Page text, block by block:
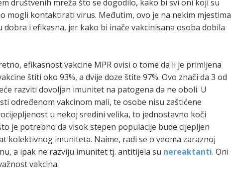
društvenih mreža što se dogodilo, kako bi svi oni koji su
mogli kontaktirati virus. Međutim, ovo je na nekim mjestima
i efikasna, jer kako bi inače vakcinisana osoba dobila
efikasnost vakcine MPR ovisi o tome da li je primljena
štiti oko 93%, a dvije doze štite 97%. Ovo znači da 3 od
razviti dovoljan imunitet na patogena da ne oboli. U
određenom vakcinom mali, te osobe nisu zaštićene
u nekoj sredini velika, to jednostavno koči
je potrebno da visok stepen populacije bude cijepljen
kolektivnog imuniteta. Naime, radi se o veoma zaraznoj
a ipak ne razviju imunitet tj. antitijela su nereaktanti. Oni
vakcina.